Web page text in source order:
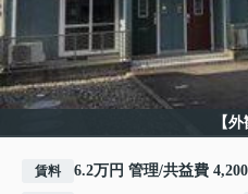
【外
賃料 6.2万円 管理/共益費